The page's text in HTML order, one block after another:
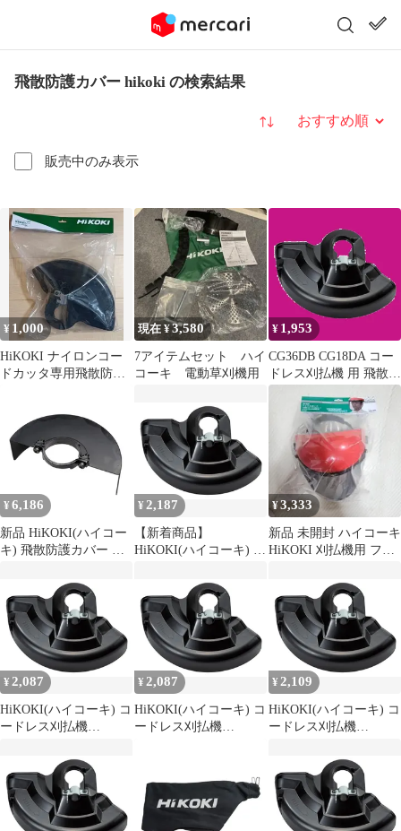
飛散防護カバー hikoki の検索結果
販売中のみ表示
並び替え
¥ 1,000
HiKOKI ナイロンコー
ドカッタ専用飛散防護
現在 ¥3,580
7アイテムセット ハイ
コーキ 電動草刈機用
¥ 1,953
CG36DB CG18DA コー
ドレス刈払機 用 飛散防
護カバー HiKOKI(ハイ
コーキ) 377271
¥ 6,186
新品 HiKOKI(ハイコー
キ) 飛散防護カバー ベ
ホゴカバ 00370826
¥ 2,187
【新着商品】
HiKOKI(ハイコーキ) コ
CG36DB CG18DA 用 飛
散防護カバー 377271
¥3,333
新品 未開封 ハイコーキ
HiKOKI 刈払機用 フェ
¥2,087
HiKOKI(ハイコーキ) コ
ードレス刈払機
散防護カバー 377271
¥2,087
HiKOKI(ハイコーキ) コ
ードレス刈払機
¥2,109
HiKOKI(ハイコーキ) コ
ードレス刈払機
散防護カバー 377271